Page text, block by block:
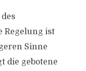
Regelung ist
Sinne
die gebotene